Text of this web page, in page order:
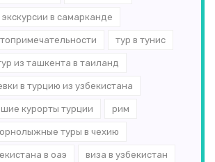
экскурсии в самарканде
тур в тунис
из ташкента в таиланд
в турцию из узбекистана
курорты турции рим
туры в чехию
в оаэ виза в узбекистан